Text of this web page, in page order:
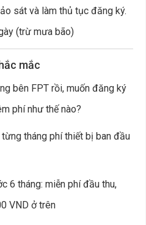
sát và làm thủ tục đăng ký.
(trừ mưa bão)
mắc
bên FPT rồi, muốn đăng ký
phí như thế nào?
tháng phí thiết bị ban đầu
miễn phí đầu thu,
VND ở trên